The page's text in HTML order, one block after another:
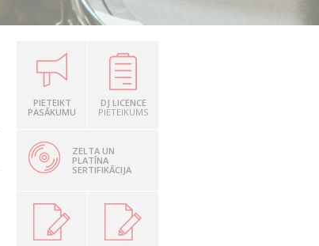
PIETEIKT
PASĀKUMU
DJ LICENCE
PIETEIKUMS
ZELTA UN
PLATĪNA
SERTIFIKĀCIJA